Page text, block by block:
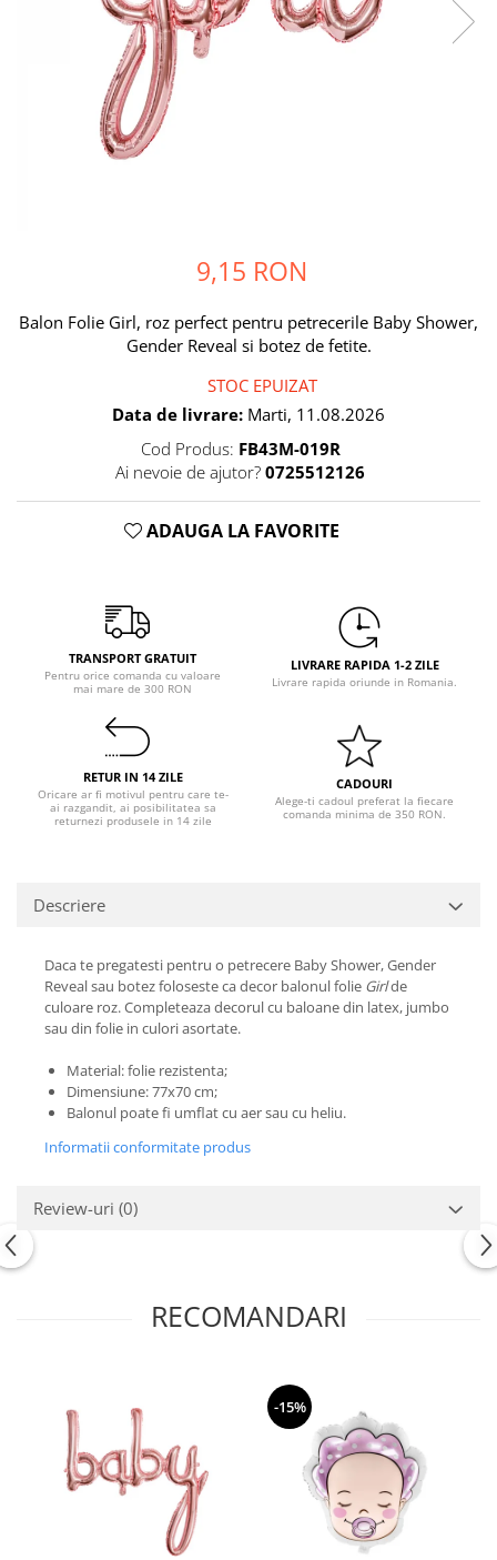
Suflatori si Coifuri
Petrecere Star Wars
Petrecere Super Mario
Petrecere Supereroi
Petreceri Fete
Petrecere Buburuza Miraculoasa
Petrecere Mica Sirena
Petrecere Minnie Mouse
Petrecere Printese Disney
Petrecere Unicorni
Petreceri Adulti
Pastel Party
Petrecere Disco
Petrecere Tropicala
Summer Party
Petrecere Majorat
Petrecere 40 Ani
Petrecere 50 ani
Ocazie
Craciun
Baby Shower
Halloween
Nunta
Paste
Petrecerea Burlacitelor
Petreceri Aniversare
Valentine's Day
9,15 RON
Balon Folie Girl, roz perfect pentru petrecerile Baby Shower,
Gender Reveal si botez de fetite.
STOC EPUIZAT
Data de livrare: Marti, 11.08.2026
Cod Produs: FB43M-019R
Ai nevoie de ajutor? 0725512126
ADAUGA LA FAVORITE
TRANSPORT GRATUIT
Pentru orice comanda cu valoare
mai mare de 300 RON
LIVRARE RAPIDA 1-2 ZILE
Livrare rapida oriunde in Romania.
RETUR IN 14 ZILE
Oricare ar fi motivul pentru care te-
ai razgandit, ai posibilitatea sa
returnezi produsele in 14 zile
CADOURI
Alege-ti cadoul preferat la fiecare
comanda minima de 350 RON.
Descriere
Daca te pregatesti pentru o petrecere Baby Shower, Gender
Reveal sau botez foloseste ca decor balonul folie Girlde
culoare roz. Completeaza decorul cu baloane din latex, jumbo
sau din folie in culori asortate.
Material: folie rezistenta;
Dimensiune: 77x70 cm;
Balonul poate fi umflat cu aer sau cu heliu.
Informatii conformitate produs
Review-uri (0)
RECOMANDARI
-15%